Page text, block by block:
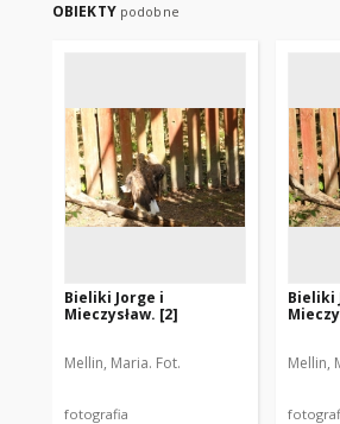
OBIEKTY podobne
Bieliki Jorge i
Mieczysław. [2]
Mellin, Maria. Fot.
fotografia
Bieliki
Mellin,